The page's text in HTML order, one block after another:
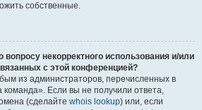
собственные.
некорректного использования и/или
с этой конференцией?
из администраторов, перечисленных в
Если вы не получили ответа,
(сделайте whois lookup) или, если